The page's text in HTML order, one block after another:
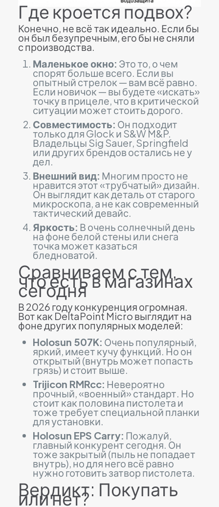
Где кроется подвох?
Конечно, не всё так идеально. Если бы
он был безупречным, его бы не сняли
с производства.
Маленькое окно: Это то, о чем
спорят больше всего. Если вы
опытный стрелок — вам всё равно.
Если новичок — вы будете «искать»
точку в прицеле, что в критической
ситуации может стоить дорого.
Совместимость: Он подходит
только для Glock и S&W M&P.
Владельцы Sig Sauer, Springfield
или других брендов остались не у
дел.
Внешний вид: Многим просто не
нравится этот «трубчатый» дизайн.
Он выглядит как деталь от старого
микроскопа, а не как современный
тактический девайс.
Яркость: В очень солнечный день
на фоне белой стены или снега
точка может казаться
бледноватой.
Сравниваем с тем,
что есть в магазинах
сегодня
В 2026 году конкуренция огромная.
Вот как DeltaPoint Micro выглядит на
фоне других популярных моделей:
Holosun 507K: Очень популярный,
яркий, имеет кучу функций. Но он
открытый (внутрь может попасть
грязь) и стоит выше.
Trijicon RMRcc: Невероятно
прочный, «военный» стандарт. Но
стоит как половина пистолета и
тоже требует специальной планки
для установки.
Holosun EPS Carry: Пожалуй,
главный конкурент сегодня. Он
тоже закрытый (пыль не попадает
внутрь), но для него всё равно
нужно готовить затвор пистолета.
Вердикт: Покупать
или нет?